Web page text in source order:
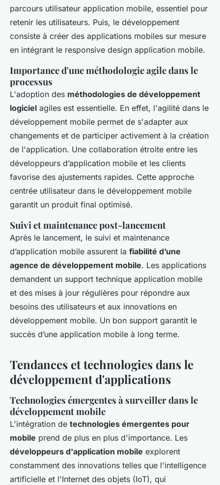
parcours utilisateur application mobile, essentiel pour
retenir les utilisateurs. Puis, le développement
consiste à créer des applications mobiles sur mesure
en intégrant le responsive design application mobile.
Importance d'une méthodologie agile dans le
processus
L'adoption des méthodologies de développement
logiciel agiles est essentielle. En effet, l'agilité dans le
développement mobile permet de s'adapter aux
changements et de participer activement à la création
de l'application. Une collaboration étroite entre les
développeurs d’application mobile et les clients
favorise des ajustements rapides. Cette approche
centrée utilisateur dans le développement mobile
garantit un produit final optimisé.
Suivi et maintenance post-lancement
Après le lancement, le suivi et maintenance
d’application mobile assurent la fiabilité d’une
agence de développement mobile. Les applications
demandent un support technique application mobile
et des mises à jour régulières pour répondre aux
besoins des utilisateurs et aux innovations en
développement mobile. Un bon support garantit le
succès d’une application mobile à long terme.
Tendances et technologies dans le
développement d'applications
Technologies émergentes à surveiller dans le
développement mobile
L'intégration de technologies émergentes pour
mobile prend de plus en plus d'importance. Les
développeurs d'application mobile explorent
constamment des innovations telles que l'intelligence
artificielle et l'Internet des objets (IoT), qui